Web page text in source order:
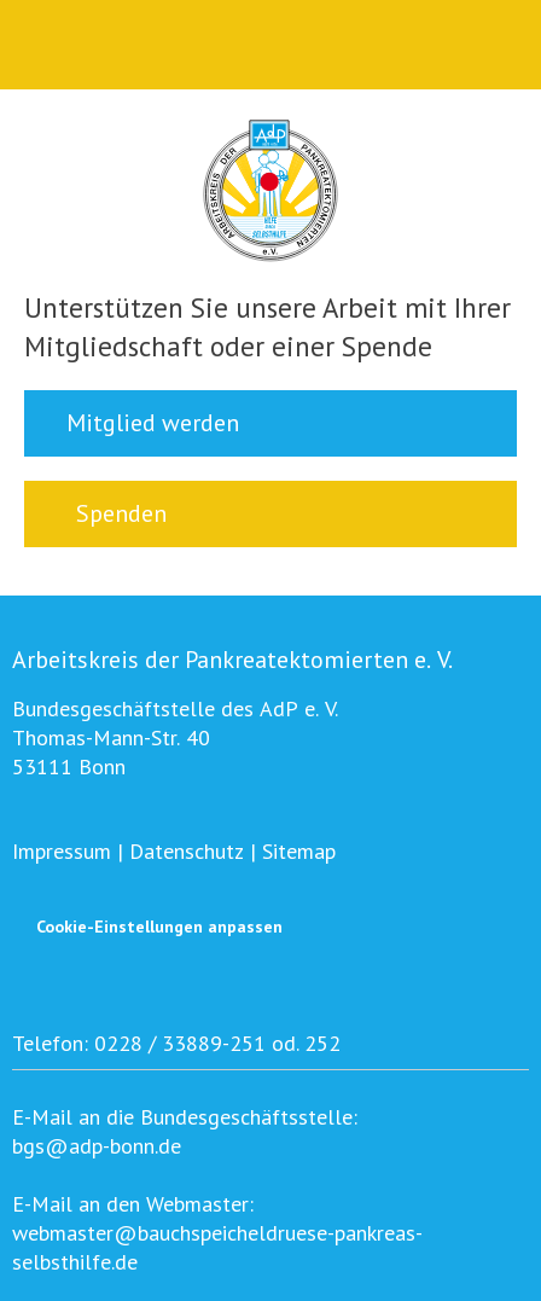
Unterstützen Sie unsere Arbeit mit Ihrer
Mitgliedschaft oder einer Spende
Mitglied werden
Spenden
Arbeitskreis der Pankreatektomierten e. V.
Bundesgeschäftstelle des AdP e. V.
Thomas-Mann-Str. 40
53111 Bonn
Impressum | Datenschutz | Sitemap
Cookie-Einstellungen anpassen
Telefon: 0228 / 33889-251 od. 252
E-Mail an die Bundesgeschäftsstelle:
bgs@adp-bonn.de
E-Mail an den Webmaster:
webmaster@bauchspeicheldruese-pankreas-
selbsthilfe.de